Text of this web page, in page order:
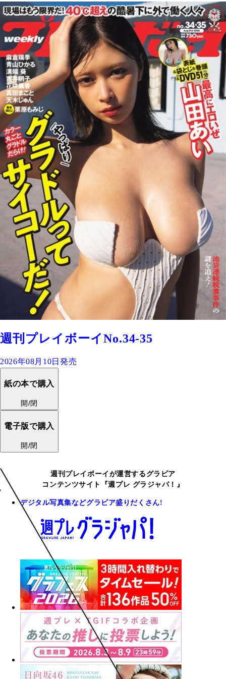
週刊プレイボーイNo.34-35
2026年08月10日発売
紙の本で購入
開/閉
電子版で購入
開/閉
週刊プレイボーイが運営するグラビア
コンテンツサイト『週プレ グラジャパ！』
デジタル写真集などグラビア盛りだくさん!